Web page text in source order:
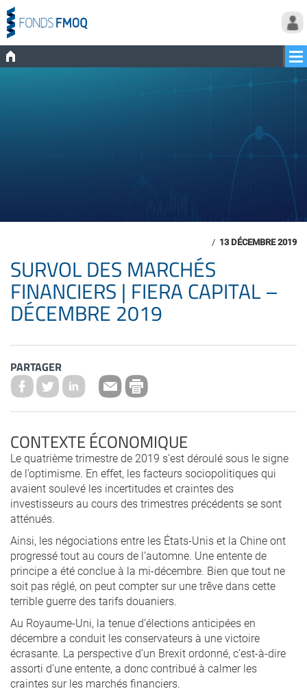
/ 13 DÉCEMBRE 2019
SURVOL DES MARCHÉS
FINANCIERS | FIERA CAPITAL –
DÉCEMBRE 2019
PARTAGER
CONTEXTE ÉCONOMIQUE
Le quatrième trimestre de 2019 s’est déroulé sous le signe
de l’optimisme. En effet, les facteurs sociopolitiques qui
avaient soulevé les incertitudes et craintes des
investisseurs au cours des trimestres précédents se sont
atténués.
Ainsi, les négociations entre les États-Unis et la Chine ont
progressé tout au cours de l’automne. Une entente de
principe a été conclue à la mi-décembre. Bien que tout ne
soit pas réglé, on peut compter sur une trêve dans cette
terrible guerre des tarifs douaniers.
Au Royaume-Uni, la tenue d’élections anticipées en
décembre a conduit les conservateurs à une victoire
écrasante. La perspective d’un Brexit ordonné, c’est-à-dire
assorti d’une entente, a donc contribué à calmer les
craintes sur les marchés financiers.